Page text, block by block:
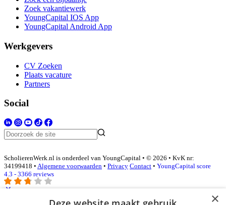
Zoek vakantiewerk
YoungCapital IOS App
YoungCapital Android App
Werkgevers
CV Zoeken
Plaats vacature
Partners
Social
ScholierenWerk.nl is onderdeel van YoungCapital • © 2026 • KvK nr:
34199418 • Algemene voorwaarden • Privacy Contact • YoungCapital score
4.3 - 3366 reviews
×